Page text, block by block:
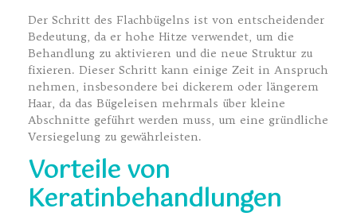
Der Schritt des Flachbügelns ist von entscheidender
Bedeutung, da er hohe Hitze verwendet, um die
Behandlung zu aktivieren und die neue Struktur zu
fixieren. Dieser Schritt kann einige Zeit in Anspruch
nehmen, insbesondere bei dickerem oder längerem
Haar, da das Bügeleisen mehrmals über kleine
Abschnitte geführt werden muss, um eine gründliche
Versiegelung zu gewährleisten.
Vorteile von
Keratinbehandlungen